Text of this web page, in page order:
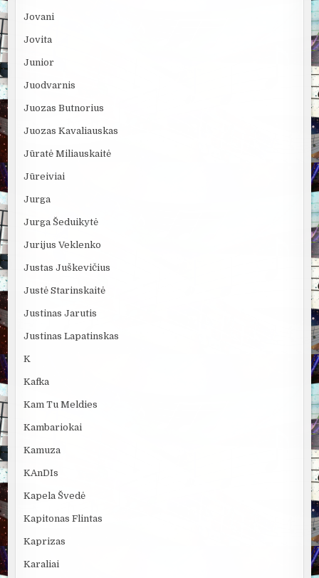
Jovani
Jovita
Junior
Juodvarnis
Juozas Butnorius
Juozas Kavaliauskas
Jūratė Miliauskaitė
Jūreiviai
Jurga
Jurga Šeduikytė
Jurijus Veklenko
Justas Juškevičius
Justė Starinskaitė
Justinas Jarutis
Justinas Lapatinskas
K
Kafka
Kam Tu Meldies
Kambariokai
Kamuza
KAnDIs
Kapela Švedė
Kapitonas Flintas
Kaprizas
Karaliai